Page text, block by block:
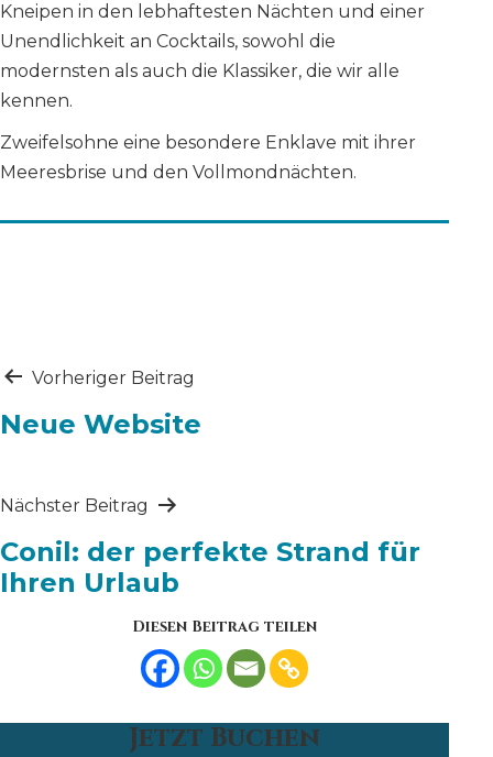
Kneipen in den lebhaftesten Nächten und einer
Unendlichkeit an Cocktails, sowohl die
modernsten als auch die Klassiker, die wir alle
kennen.
Zweifelsohne eine besondere Enklave mit ihrer
Meeresbrise und den Vollmondnächten.
Beitragsnavigation
Vorheriger Beitrag
Neue Website
Nächster Beitrag
Conil: der perfekte Strand für
Ihren Urlaub
Diesen Beitrag teilen
Jetzt Buchen